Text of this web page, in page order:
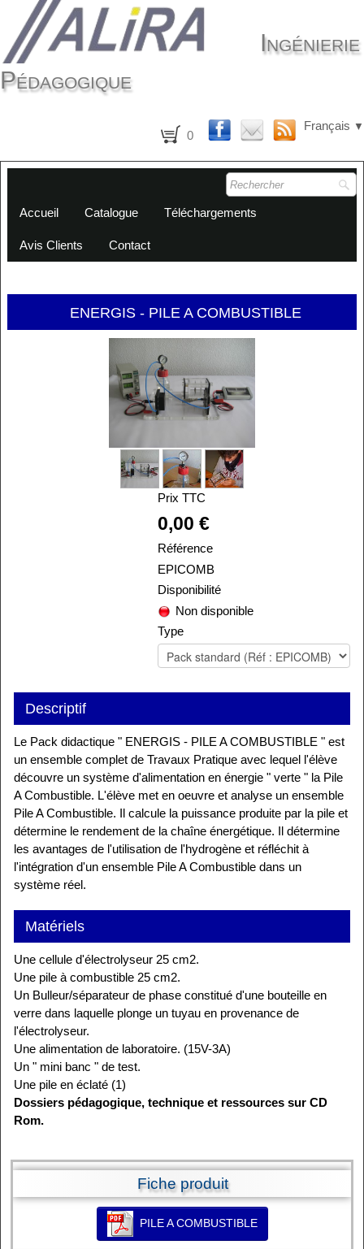
Ingénierie
Pédagogique
0
Français ▼
Accueil Catalogue Téléchargements
Avis Clients Contact
ENERGIS - PILE A COMBUSTIBLE
Prix TTC
0,00 €
Référence
EPICOMB
Disponibilité
Non disponible
Type
Descriptif
Le Pack didactique " ENERGIS - PILE A COMBUSTIBLE " est
un ensemble complet de Travaux Pratique avec lequel l'élève
découvre un système d'alimentation en énergie " verte " la Pile
A Combustible. L'élève met en oeuvre et analyse un ensemble
Pile A Combustible. Il calcule la puissance produite par la pile et
détermine le rendement de la chaîne énergétique. Il détermine
les avantages de l'utilisation de l'hydrogène et réfléchit à
l'intégration d'un ensemble Pile A Combustible dans un
système réel.
Matériels
Une cellule d'électrolyseur 25 cm2.
Une pile à combustible 25 cm2.
Un Bulleur/séparateur de phase constitué d'une bouteille en
verre dans laquelle plonge un tuyau en provenance de
l'électrolyseur.
Une alimentation de laboratoire. (15V-3A)
Un " mini banc " de test.
Une pile en éclaté (1)
Dossiers pédagogique, technique et ressources sur CD
Rom.
Fiche produit
PILE A COMBUSTIBLE